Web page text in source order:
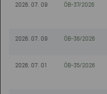
2026. 07. 09 ÖB-37/2026
2026. 07. 09 ÖB-36/2026
2026. 07. 01 ÖB-35/2026